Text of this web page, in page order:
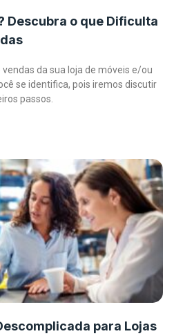
Descubra o que Dificulta
da sua loja de móveis e/ou
se identifica, pois iremos discutir
passos.
para Lojas